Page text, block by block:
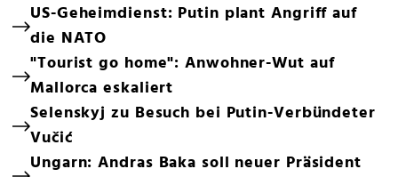
US-Geheimdienst: Putin plant Angriff auf
die NATO
"Tourist go home": Anwohner-Wut auf
Mallorca eskaliert
Selenskyj zu Besuch bei Putin-Verbündeter
Vučić
Ungarn: Andras Baka soll neuer Präsident